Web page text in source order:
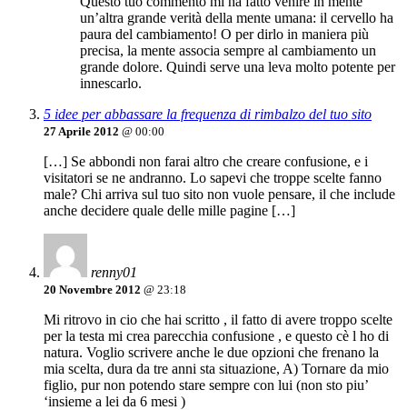
un’altra grande verità della mente umana: il cervello ha
paura del cambiamento! O per dirlo in maniera più
precisa, la mente associa sempre al cambiamento un
grande dolore. Quindi serve una leva molto potente per
innescarlo.
5 idee per abbassare la frequenza di rimbalzo del tuo sito
27 Aprile 2012 @ 00:00
[…] Se abbondi non farai altro che creare confusione, e i
visitatori se ne andranno. Lo sapevi che troppe scelte fanno
male? Chi arriva sul tuo sito non vuole pensare, il che include
anche decidere quale delle mille pagine […]
renny01
20 Novembre 2012 @ 23:18
Mi ritrovo in cio che hai scritto , il fatto di avere troppo scelte
per la testa mi crea parecchia confusione , e questo cè l ho di
natura. Voglio scrivere anche le due opzioni che frenano la
mia scelta, dura da tre anni sta situazione, A) Tornare da mio
figlio, pur non potendo stare sempre con lui (non sto piu’
‘insieme a lei da 6 mesi )